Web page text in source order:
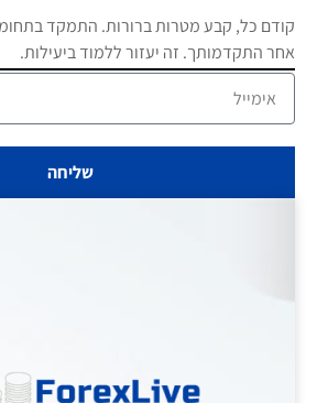
שליחה
קודם כל, קבע מטרות ברורות. התמקד
אחר התקדמותך. זה יעזור ללמוד ביעילות.